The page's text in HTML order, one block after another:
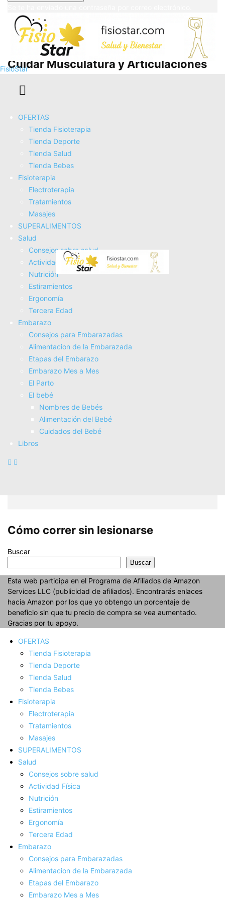
FisioStar
OFERTAS
Tienda Fisioterapia
Tienda Deporte
Tienda Salud
Tienda Bebes
Fisioterapia
Electroterapia
Tratamientos
Masajes
SUPERALIMENTOS
Salud
Consejos sobre salud
Actividad Fí­sica
Nutrición
Estiramientos
Ergonomí­a
Tercera Edad
Embarazo
Consejos para Embarazadas
Alimentacion de la Embarazada
Etapas del Embarazo
Embarazo Mes a Mes
El Parto
El bebé
Nombres de Bebés
Alimentación del Bebé
Cuidados del Bebé
Libros
🏃‍♂️ Fisioterapia para Corredores:
Cuidar Musculatura y Articulaciones
¡Ejercicios para prevenir lesiones en
atletas y corredores! 🏃‍♂️
Zapatillas según TIPO de PIE ¿Pie
Pronador o Supinador?
Cómo correr sin lesionarse
Buscar
Buscar
Esta web participa en el Programa de Afiliados de Amazon
Services LLC (publicidad de afiliados). Encontrarás enlaces
hacia Amazon por los que yo obtengo un porcentaje de
beneficio sin que tu precio de compra se vea aumentado.
Gracias por tu apoyo.
OFERTAS
Tienda Fisioterapia
Tienda Deporte
Tienda Salud
Tienda Bebes
Fisioterapia
Electroterapia
Tratamientos
Masajes
SUPERALIMENTOS
Salud
Consejos sobre salud
Actividad Fí­sica
Nutrición
Estiramientos
Ergonomí­a
Tercera Edad
Embarazo
Consejos para Embarazadas
Alimentacion de la Embarazada
Etapas del Embarazo
Embarazo Mes a Mes